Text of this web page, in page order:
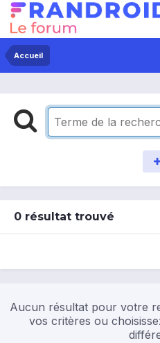
Accueil
0 résultat trouvé
Aucun résultat pour votre
vos critères ou